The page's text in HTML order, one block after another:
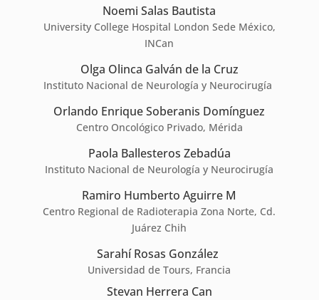
Noemi Salas Bautista
University College Hospital London Sede México,
INCan
Olga Olinca Galván de la Cruz
Instituto Nacional de Neurología y Neurocirugía
Orlando Enrique Soberanis Domínguez
Centro Oncológico Privado, Mérida
Paola Ballesteros Zebadúa
Instituto Nacional de Neurología y Neurocirugía
Ramiro Humberto Aguirre M
Centro Regional de Radioterapia Zona Norte, Cd.
Juárez Chih
Sarahí Rosas González
Universidad de Tours, Francia
Stevan Herrera Can